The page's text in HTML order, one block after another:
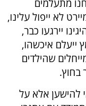
מתעלמים
לא ייפול עלינו,
יירגעו כבר,
ייעלם איכשהו,
שהילדים
בחוץ.
להישען אלא על